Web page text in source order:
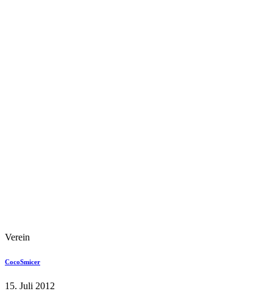
Verein
CocoSmicer
15. Juli 2012